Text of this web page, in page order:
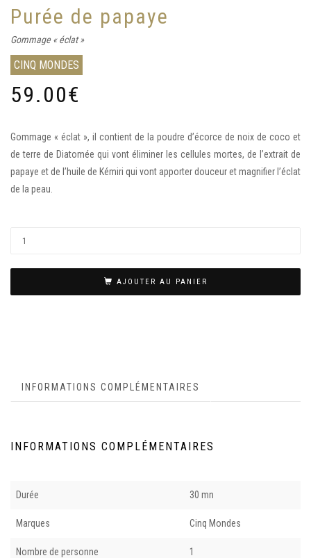
Purée de papaye
Gommage « éclat »
CINQ MONDES
59.00€
Gommage « éclat », il contient de la poudre d’écorce de noix de coco et
de terre de Diatomée qui vont éliminer les cellules mortes, de l’extrait de
papaye et de l’huile de Kémiri qui vont apporter douceur et magnifier l’éclat
de la peau.
AJOUTER AU PANIER
INFORMATIONS COMPLÉMENTAIRES
INFORMATIONS COMPLÉMENTAIRES
Durée 30 mn
Marques Cinq Mondes
Nombre de personne 1